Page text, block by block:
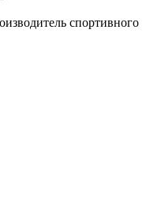
спортивного